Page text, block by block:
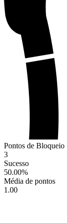
Pontos de Bloqueio
3
Sucesso
50.00%
Média de pontos
1.00